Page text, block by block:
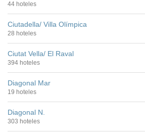
44 hoteles
Ciutadella/ Villa Olímpica
28 hoteles
Ciutat Vella/ El Raval
394 hoteles
Diagonal Mar
19 hoteles
Diagonal N.
303 hoteles